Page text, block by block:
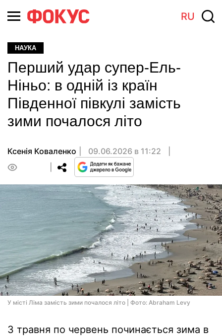
RU
НАУКА
Перший удар супер-Ель-
Ніньо: в одній із країн
Південної півкулі замість
зими почалося літо
Ксенія Коваленко
09.06.2026 в 11:22
У місті Ліма замість зими почалося літо | Фото: Abraham Levy
З травня по червень починається зима в